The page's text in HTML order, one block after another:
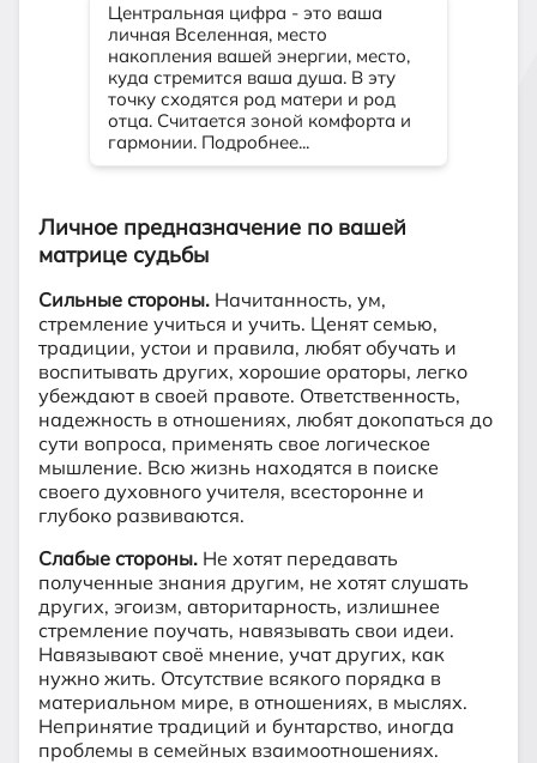
Личное предназначение по вашей
матрице судьбы
Сильные стороны. Начитанность, ум,
стремление учиться и учить. Ценят семью,
традиции, устои и правила, любят обучать и
воспитывать других, хорошие ораторы, легко
убеждают в своей правоте. Ответственность,
надежность в отношениях, любят докопаться до
сути вопроса, применять свое логическое
мышление. Всю жизнь находятся в поиске
своего духовного учителя, всесторонне и
глубоко развиваются.
Слабые стороны. Не хотят передавать
полученные знания другим, не хотят слушать
других, эгоизм, авторитарность, излишнее
стремление поучать, навязывать свои идеи.
Навязывают своё мнение, учат других, как
нужно жить. Отсутствие всякого порядка в
материальном мире, в отношениях, в мыслях.
Непринятие традиций и бунтарство, иногда
проблемы в семейных взаимоотношениях.